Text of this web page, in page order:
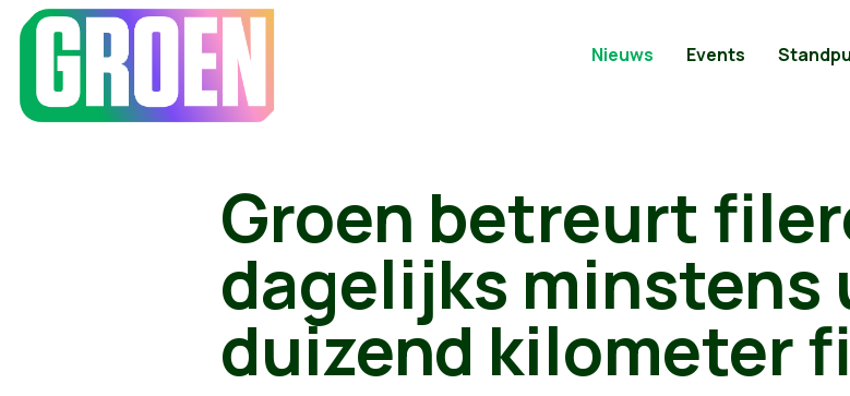
Nieuws Events
Groen betreurt
dagelijks minstens
duizend kilometer